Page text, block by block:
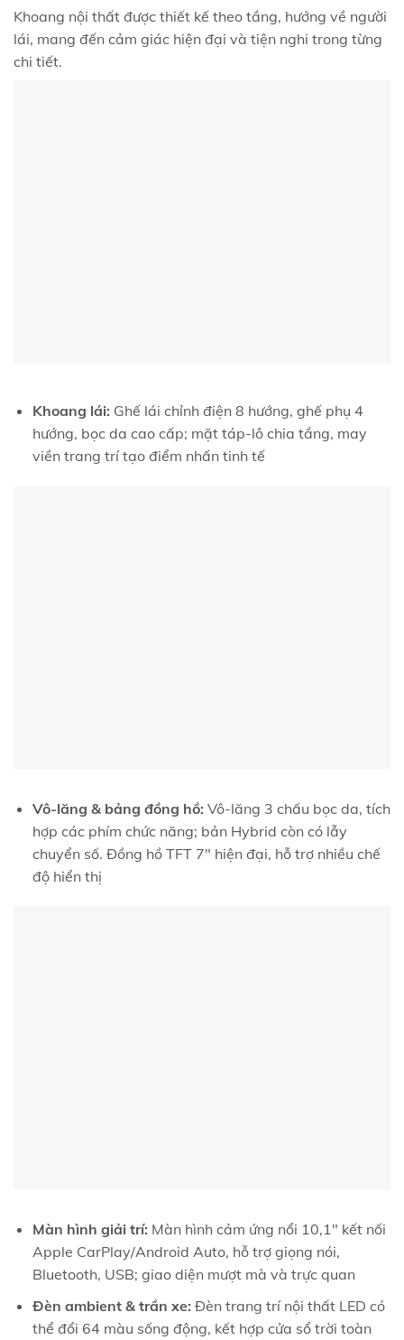
Khoang nội thất được thiết kế theo tầng, hướng về người
lái, mang đến cảm giác hiện đại và tiện nghi trong từng
chi tiết.
Khoang lái:Ghế lái chỉnh điện 8 hướng, ghế phụ 4
hướng, bọc da cao cấp; mặt táp-lô chia tầng, may
viền trang trí tạo điểm nhấn tinh tế
Vô-lăng & bảng đồng hồ:Vô-lăng 3 chấu bọc da, tích
hợp các phím chức năng; bản Hybrid còn có lẫy
chuyển số. Đồng hồ TFT 7″ hiện đại, hỗ trợ nhiều chế
độ hiển thị
Màn hình giải trí:Màn hình cảm ứng nổi 10,1″ kết nối
Apple CarPlay/Android Auto, hỗ trợ giọng nói,
Bluetooth, USB; giao diện mượt mà và trực quan
Đèn ambient & trần xe:Đèn trang trí nội thất LED có
thể đổi 64 màu sống động, kết hợp cửa sổ trời toàn